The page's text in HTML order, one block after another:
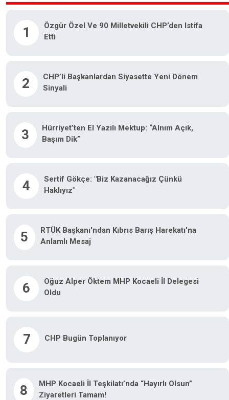
1
Özgür Özel Ve 90 Milletvekili CHP’den Istifa
Etti
2
CHP’li Başkanlardan Siyasette Yeni Dönem
Sinyali
3
Hürriyet’ten El Yazılı Mektup: “Alnım Açık,
Başım Dik”
4
Sertif Gökçe: "Biz Kazanacağız Çünkü
Haklıyız"
5
RTÜK Başkanı'ndan Kıbrıs Barış Harekatı'na
Anlamlı Mesaj
6
Oğuz Alper Öktem MHP Kocaeli İl Delegesi
Oldu
7 CHP Bugün Toplanıyor
8
MHP Kocaeli İl Teşkilatı’nda “hayırlı Olsun”
Ziyaretleri Tamam!